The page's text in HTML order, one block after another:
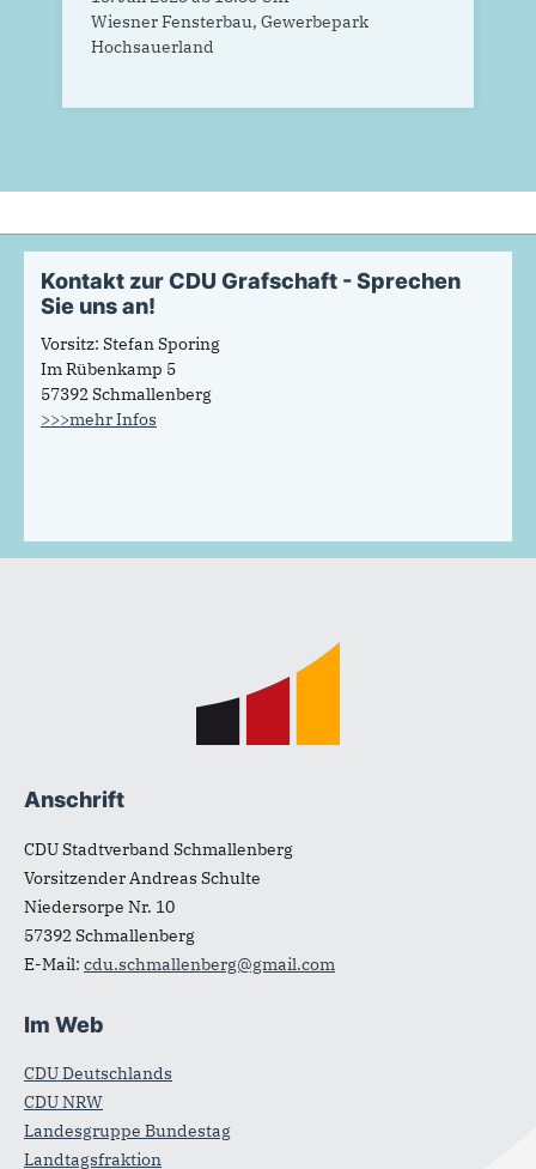
Wiesner Fensterbau, Gewerbepark
Hochsauerland
Kontakt zur CDU Grafschaft - Sprechen
Sie uns an!
Vorsitz: Stefan Sporing
Im Rübenkamp 5
57392 Schmallenberg
>>>mehr Infos
Anschrift
CDU Stadtverband Schmallenberg
Vorsitzender Andreas Schulte
Niedersorpe Nr. 10
57392Schmallenberg
E-Mail: cdu.schmallenberg@gmail.com
Im Web
CDU Deutschlands
CDU NRW
Landesgruppe Bundestag
Landtagsfraktion